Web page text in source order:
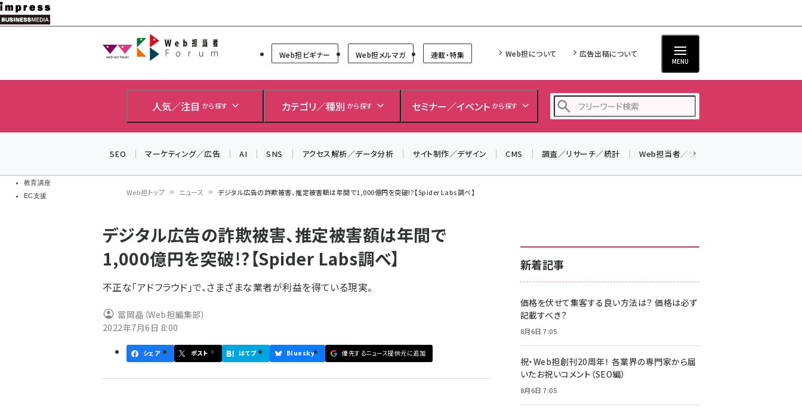
メ
イ
教育講座
EC支援
Web担当者Forum
Web担ビギナー Web担メルマガ 連載・特集 Web担について 広告出稿について
MENU
人気／注目 から探す カテゴリ／種別 から探す セミナー／イベント から探す
z世代 (1622)
meo (1275)
SEO マーケティング／広告 AI SNS アクセス解析／データ分析 サイト制作／デザイン CMS 調査／リサーチ／統計 Web担当者／仕事
ン
く
ず
Web担トップ ニュース デジタル広告の詐欺被害、推定被害額は年間で1,000億円を突破!?【Spider Labs調べ】
デジタル広告の詐欺被害、推定被害額は年間で
1,000億円を突破!?【Spider Labs調べ】
不正な「アドフラウド」で、さまざまな業者が利益を得ている現実。
冨岡晶（Web担編集部）
2022年7月6日 8:00
シェア ポスト はてブ Bluesky 優先するニュース提供元に追加
新着記事
価格を伏せて集客する良い方法は？ 価格は必ず
記載すべき？
8月6日 7:05
祝・Web担創刊20周年！ 各業界の専門家から届
いたお祝いコメント（SEO編）
8月6日 7:05